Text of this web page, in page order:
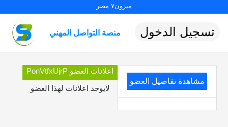
ميزون٧ مصر
منصة التواصل المهني تسجيل الدخول
مشاهدة تفاصيل العضو
اعلانات العضو PonVtfxUjrP
لايوجد اعلانات لهذا العضو